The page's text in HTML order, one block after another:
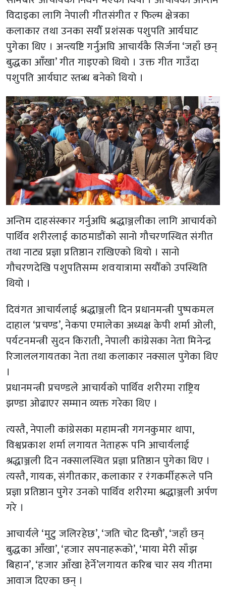
विदाइका लागि नेपाली गीतसंगीत र फिल्म क्षेत्रका
कलाकार तथा उनका सयौँ प्रशंसक पशुपति आर्यघाट
पुगेका थिए । अन्त्यष्टि गर्नुअघि आचार्यकै सिर्जना ‘जहाँ छन्
बुद्धका आँखा’ गीत गाइएको थियो । उक्त गीत गाउँदा
पशुपति आर्यघाट स्तब्ध बनेको थियो ।
अन्तिम दाहसंस्कार गर्नुअघि श्रद्धाञ्जलीका लागि आचार्यको
पार्थिव शरीरलाई काठमाडौंको सानो गौचरणस्थित संगीत
तथा नाट्य प्रज्ञा प्रतिष्ठान राखिएको थियो । सानो
गौचरणदेखि पशुपतिसम्म शवयात्रामा सयौँको उपस्थिति
थियो ।
दिवंगत आचार्यलाई श्रद्धाञ्जली दिन प्रधानमन्त्री पुष्पकमल
दाहाल ‘प्रचण्ड’, नेकपा एमालेका अध्यक्ष केपी शर्मा ओली,
पर्यटनमन्त्री सुदन किराती, नेपाली कांग्रेसका नेता मिनेन्द्र
रिजाललगायतका नेता तथा कलाकार नक्साल पुगेका थिए
।
प्रधानमन्त्री प्रचण्डले आचार्यको पार्थिव शरीरमा राष्ट्रिय
झण्डा ओढाएर सम्मान व्यक्त गरेका थिए ।
त्यस्तै, नेपाली कांग्रेसका महामन्त्री गगनकुमार थापा,
विश्वप्रकाश शर्मा लगायत नेताहरू पनि आचार्यलाई
श्रद्धाञ्जली दिन नक्सालस्थित प्रज्ञा प्रतिष्ठान पुगेका थिए ।
त्यस्तै, गायक, संगीतकार, कलाकार र रंगकर्मीहरूले पनि
प्रज्ञा प्रतिष्ठान पुगेर उनको पार्थिव शरीरमा श्रद्धाञ्जली अर्पण
गरे ।
आचार्यले ‘मुटु जलिरहेछ’, ‘जति चोट दिन्छौ’, ‘जहाँ छन्
बुद्धका आँखा’, ‘हजार सपनाहरूको’, ‘माया मेरी साँझ
बिहान’, ‘हजार आँखा हेर्ने’लगायत करिब चार सय गीतमा
आवाज दिएका छन् ।